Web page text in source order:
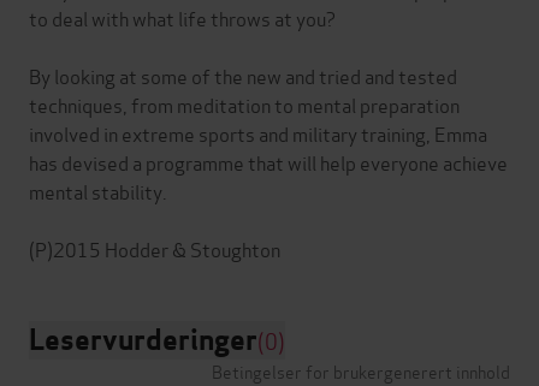
to deal with what life throws at you?
By looking at some of the new and tried and tested
techniques, from meditation to mental preparation
involved in extreme sports and military training, Emma
has devised a programme that will help everyone achieve
mental stability.
Leservurderinger(0)
Betingelser for brukergenerert innhold